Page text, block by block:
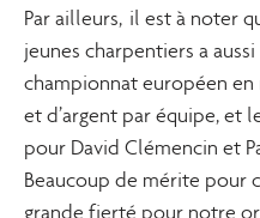
Par ailleurs, il est à noter
jeunes charpentiers a
championnat européen
et d’argent par équipe, et
pour David Clémencin et
Beaucoup de mérite pour
grande fierté pour notre